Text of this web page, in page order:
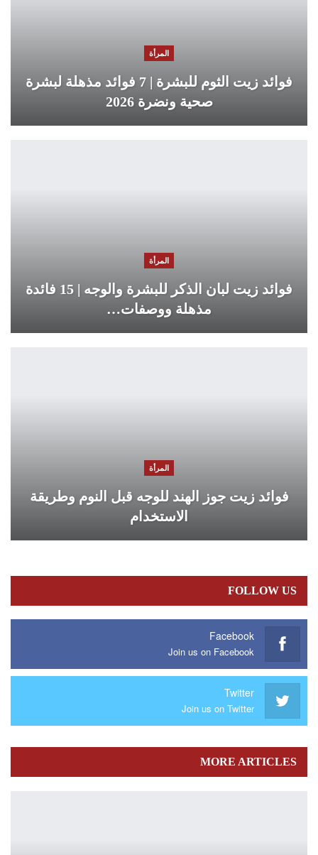
المرأة
فوائد زيت الثوم للبشرة | 7 فوائد مذهلة لبشرة
صحية ونضرة 2026
المرأة
فوائد زيت لبان الذكر للبشرة والوجه | 15 فائدة
مذهلة ووصفات…
المرأة
فوائد زيت جوز الهند للوجه قبل النوم وطريقة
الاستخدام
FOLLOW US
Facebook
Join us on Facebook
Twitter
Join us on Twitter
MORE ARTICLES